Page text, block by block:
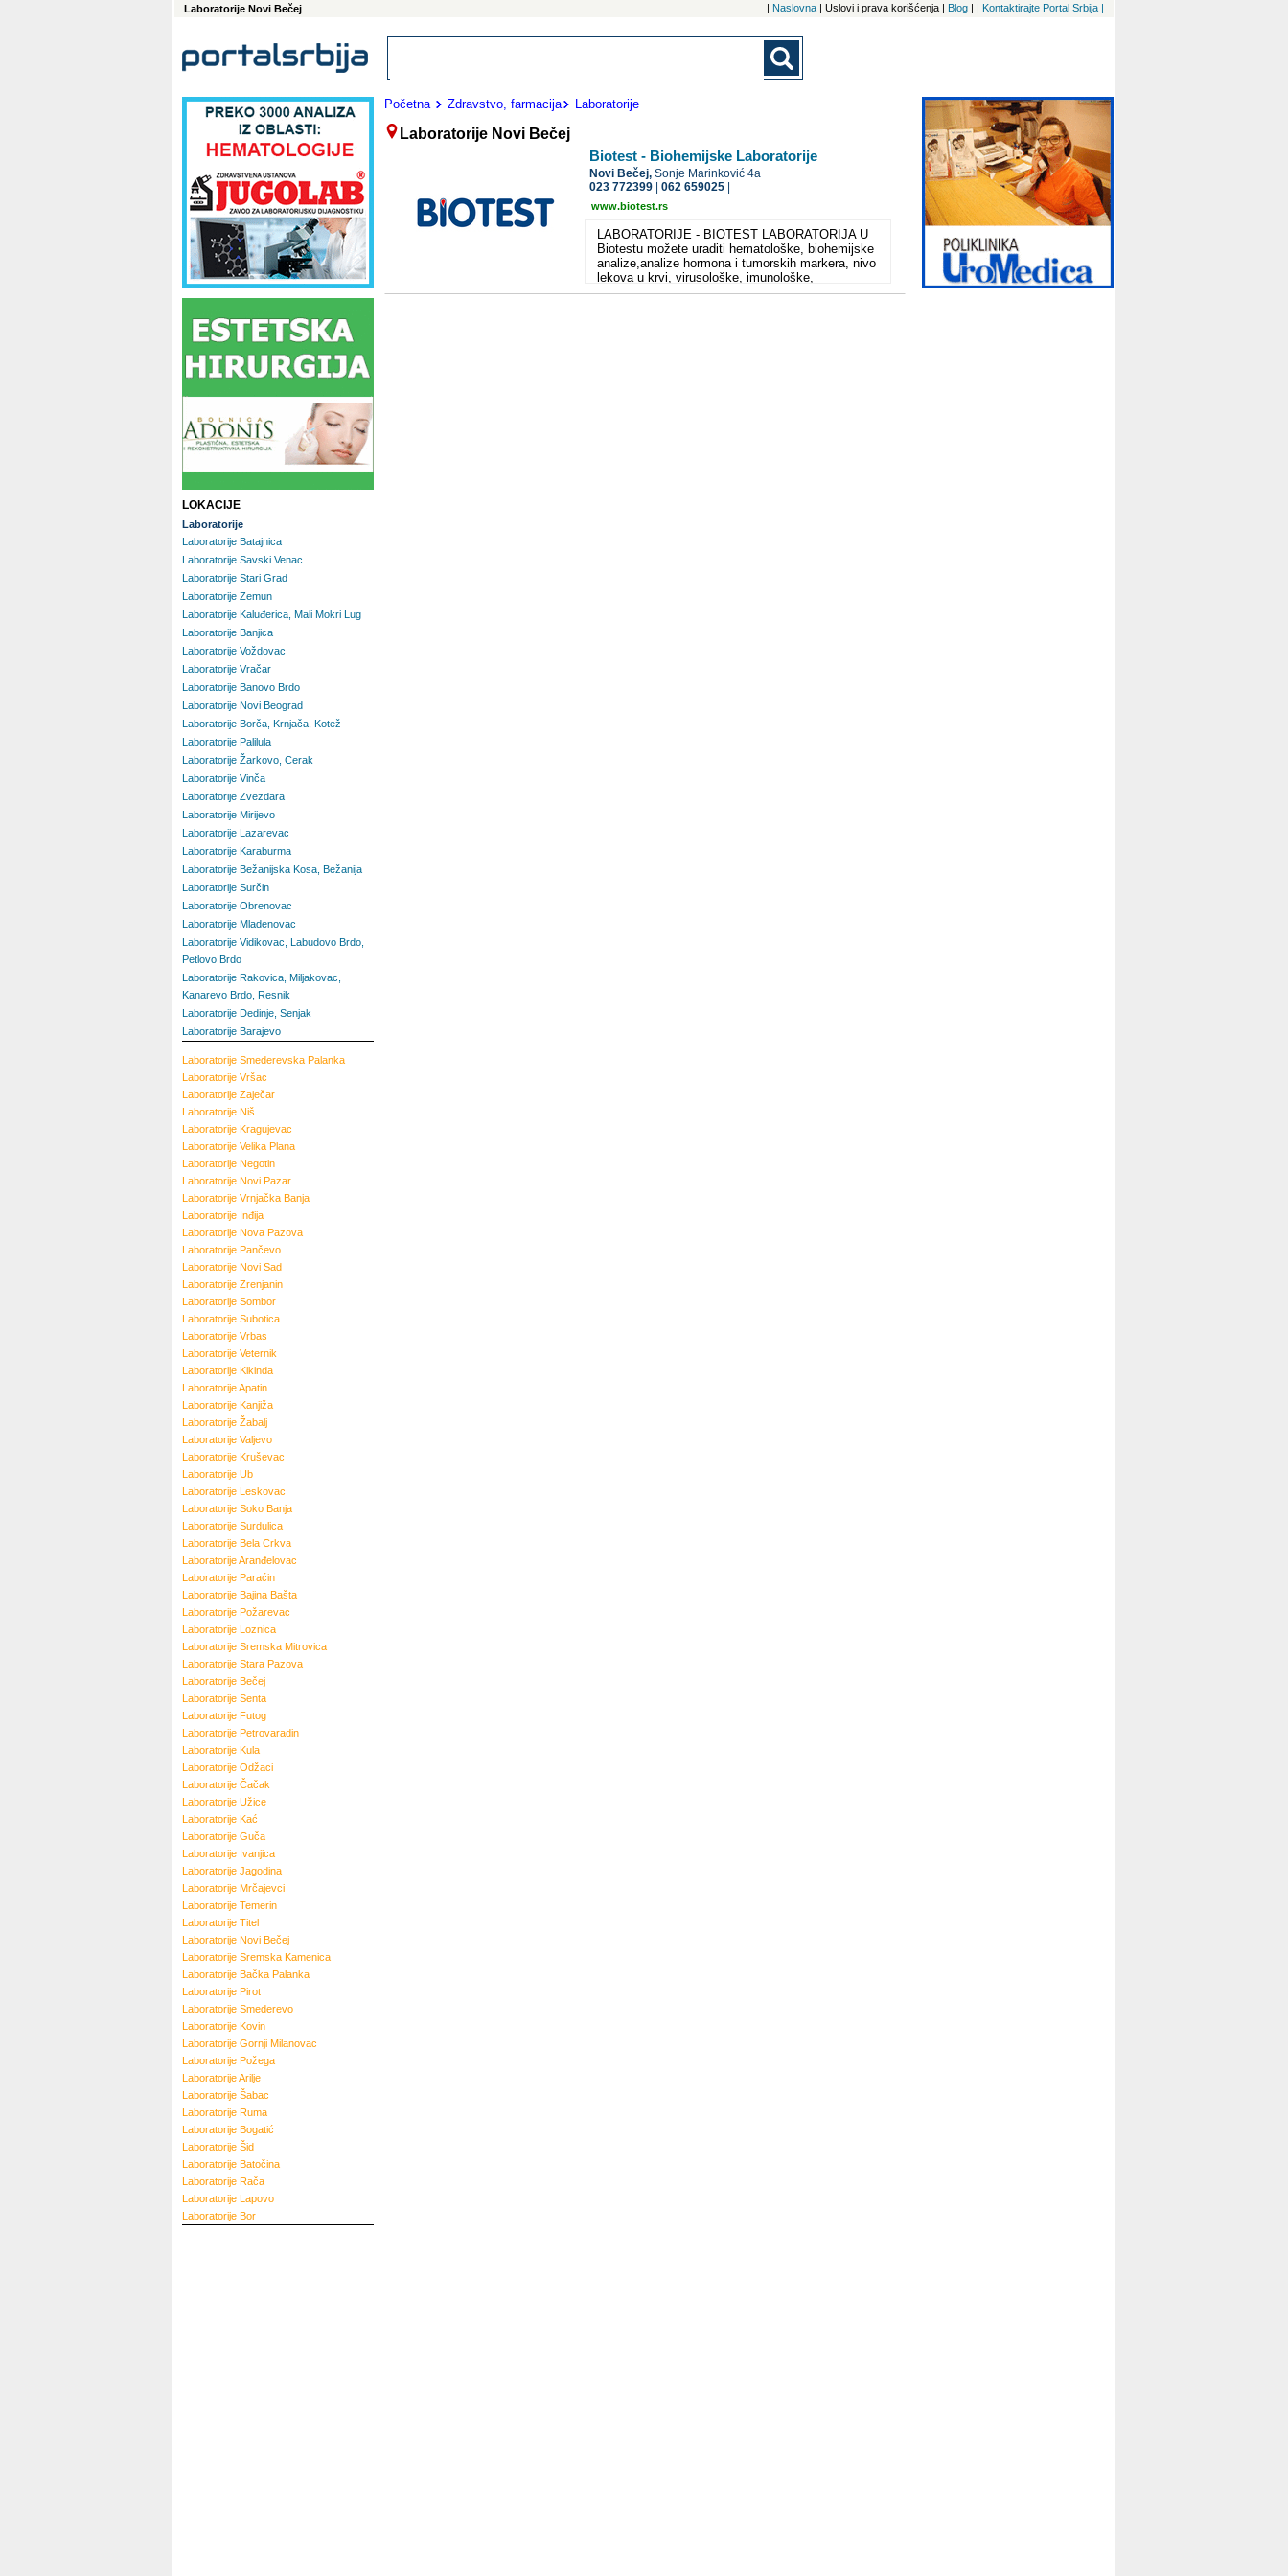
Laboratorije Novi Bečej | Naslovna | Uslovi i prava korišćenja | Blog | | Kontaktirajte Portal Srbija |
Početna Zdravstvo, farmacija Laboratorije
Laboratorije Novi Bečej
Biotest - Biohemijske Laboratorije
Novi Bečej,Sonje Marinković 4a
023 772399 |062 659025
www.biotest.rs
LABORATORIJE - BIOTEST LABORATORIJA U
Biotestu možete uraditi hematološke, biohemijske
analize,analize hormona i tumorskih markera, nivo
lekova u krvi, virusološke, imunološke,
alergološke analize i sva ispitivanja iz oblasti
LOKACIJE
Laboratorije
Laboratorije Batajnica
Laboratorije Savski Venac
Laboratorije Stari Grad
Laboratorije Zemun
Laboratorije Kaluđerica, Mali Mokri Lug
Laboratorije Banjica
Laboratorije Voždovac
Laboratorije Vračar
Laboratorije Banovo Brdo
Laboratorije Novi Beograd
Laboratorije Borča, Krnjača, Kotež
Laboratorije Palilula
Laboratorije Žarkovo, Cerak
Laboratorije Vinča
Laboratorije Zvezdara
Laboratorije Mirijevo
Laboratorije Lazarevac
Laboratorije Karaburma
Laboratorije Bežanijska Kosa, Bežanija
Laboratorije Surčin
Laboratorije Obrenovac
Laboratorije Mladenovac
Laboratorije Vidikovac, Labudovo Brdo,
Petlovo Brdo
Laboratorije Rakovica, Miljakovac,
Kanarevo Brdo, Resnik
Laboratorije Dedinje, Senjak
Laboratorije Barajevo
Laboratorije Smederevska Palanka
Laboratorije Vršac
Laboratorije Zaječar
Laboratorije Niš
Laboratorije Kragujevac
Laboratorije Velika Plana
Laboratorije Negotin
Laboratorije Novi Pazar
Laboratorije Vrnjačka Banja
Laboratorije Inđija
Laboratorije Nova Pazova
Laboratorije Pančevo
Laboratorije Novi Sad
Laboratorije Zrenjanin
Laboratorije Sombor
Laboratorije Subotica
Laboratorije Vrbas
Laboratorije Veternik
Laboratorije Kikinda
LaboratorijeApatin
Laboratorije Kanjiža
Laboratorije Žabalj
Laboratorije Valjevo
Laboratorije Kruševac
Laboratorije Ub
Laboratorije Leskovac
Laboratorije Soko Banja
Laboratorije Surdulica
Laboratorije Bela Crkva
LaboratorijeAranđelovac
Laboratorije Paraćin
Laboratorije Bajina Bašta
Laboratorije Požarevac
Laboratorije Loznica
Laboratorije Sremska Mitrovica
Laboratorije Stara Pazova
Laboratorije Bečej
Laboratorije Senta
Laboratorije Futog
Laboratorije Petrovaradin
Laboratorije Kula
Laboratorije Odžaci
Laboratorije Čačak
Laboratorije Užice
Laboratorije Kać
Laboratorije Guča
Laboratorije Ivanjica
Laboratorije Jagodina
Laboratorije Mrčajevci
Laboratorije Temerin
Laboratorije Titel
Laboratorije Novi Bečej
Laboratorije Sremska Kamenica
Laboratorije Bačka Palanka
Laboratorije Pirot
Laboratorije Smederevo
Laboratorije Kovin
Laboratorije Gornji Milanovac
Laboratorije Požega
LaboratorijeArilje
Laboratorije Šabac
Laboratorije Ruma
Laboratorije Bogatić
Laboratorije Šid
Laboratorije Batočina
Laboratorije Rača
Laboratorije Lapovo
Laboratorije Bor